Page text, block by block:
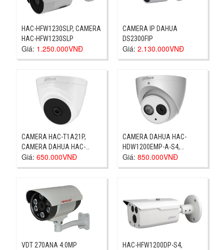
HAC-HFW1230SLP, CAMERA
HAC-HFW1230SLP
Giá: 1.250.000VNĐ
CAMERA IP DAHUA
DS2300FIP
Giá: 2.130.000VNĐ
CAMERA HAC-T1A21P,
CAMERA DAHUA HAC-
T1A21P, DAHUA HAC-
T1A21P
Giá:650.000VNĐ
CAMERA DAHUA HAC-
HDW1200EMP-A-S4,
DAHUA HAC-HDW1200EMP-
A-S4
Giá: 850.000VNĐ
VDT 270ANA 4.0MP
HAC-HFW1200DP-S4,